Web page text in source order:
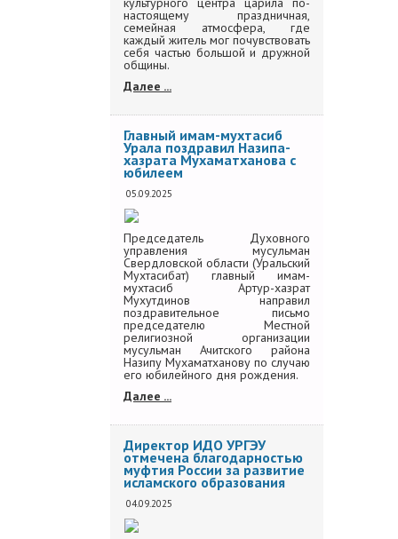
настоящему праздничная,
семейная атмосфера, где
каждый житель мог почувствовать
себя частью большой и дружной
общины.
Далее ...
Главный имам-мухтасиб
Урала поздравил Назипа-
хазрата Мухаматханова с
юбилеем
05.09.2025
Председатель Духовного
управления мусульман
Свердловской области (Уральский
Мухтасибат) главный имам-
мухтасиб Артур-хазрат
Мухутдинов направил
поздравительное письмо
председателю Местной
религиозной организации
мусульман Ачитского района
Назипу Мухаматханову по случаю
его юбилейного дня рождения.
Далее ...
Директор ИДО УРГЭУ
отмечена благодарностью
муфтия России за развитие
исламского образования
04.09.2025